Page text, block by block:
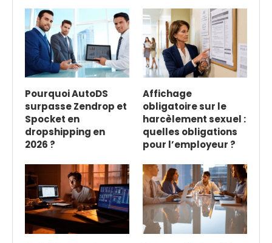
Pourquoi AutoDS
surpasse Zendrop et
Spocket en
dropshipping en
2026 ?
Affichage
obligatoire sur le
harcèlement sexuel :
quelles obligations
pour l’employeur ?